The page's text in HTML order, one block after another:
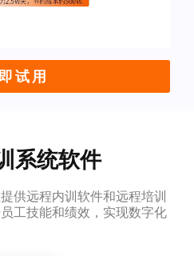
试用
系统软件
供远程内训软件和远程培训
工技能和绩效，实现数字化